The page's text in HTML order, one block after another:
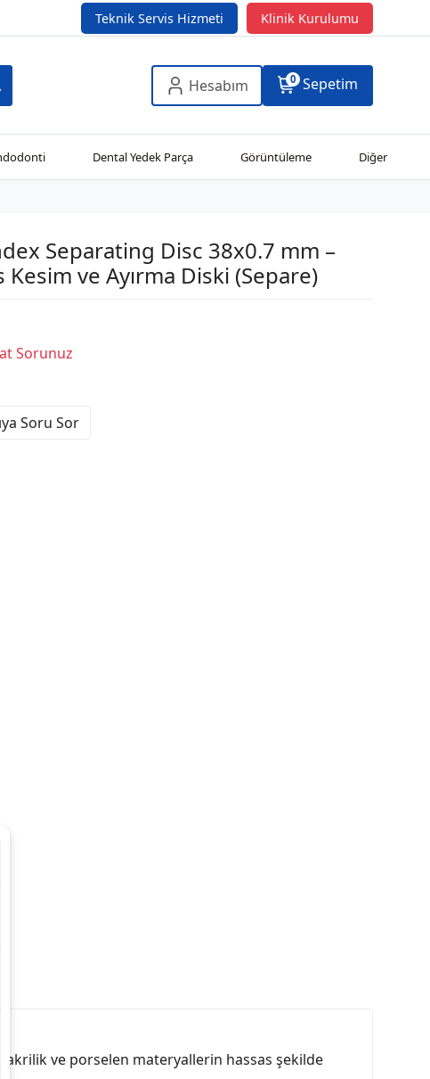
Teknik Servis Hizmeti Klinik Kurulumu
Hesabım 0 Sepetim
Dental Yedek Parça Görüntüleme Diğer
Separating Disc 38x0.7 mm –
Kesim ve Ayırma Diski (Separe)
Sorunuz
Soru Sor
akrilik ve porselen materyallerin hassas şekilde